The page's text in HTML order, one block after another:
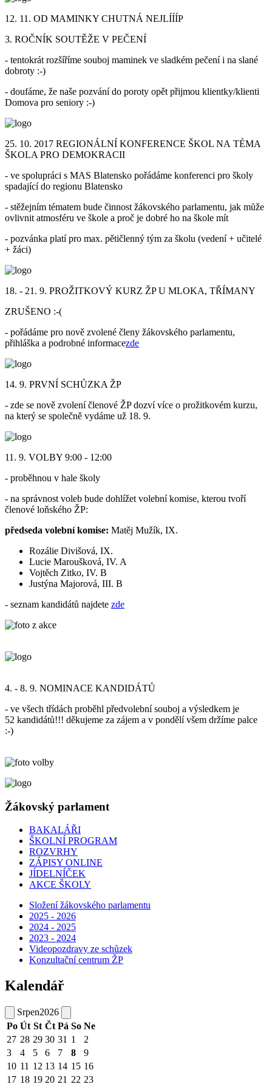
12. 11. OD MAMINKY CHUTNÁ NEJLÍÍÍP
3. ROČNÍK SOUTĚŽE V PEČENÍ
- tentokrát rozšíříme souboj maminek ve sladkém pečení i na slané
dobroty :-)
- doufáme, že naše pozvání do poroty opět přijmou klientky/klienti
Domova pro seniory :-)
25. 10. 2017 REGIONÁLNÍ KONFERENCE ŠKOL NA TÉMA
ŠKOLA PRO DEMOKRACII
- ve spolupráci s MAS Blatensko pořádáme konferenci pro školy
spadající do regionu Blatensko
- stěžejním tématem bude činnost žákovského parlamentu, jak může
ovlivnit atmosféru ve škole a proč je dobré ho na škole mít
- pozvánka platí pro max. pětičlenný tým za školu (vedení + učitelé
+ žáci)
18. - 21. 9. PROŽITKOVÝ KURZ ŽP U MLOKA, TŘÍMANY
ZRUŠENO :-(
- pořádáme pro nově zvolené členy žákovského parlamentu,
přihláška a podrobné informacezde
14. 9. PRVNÍ SCHŮZKA ŽP
- zde se nově zvolení členové ŽP dozví více o prožitkovém kurzu,
na který se společně vydáme už 18. 9.
11. 9. VOLBY 9:00 - 12:00
- proběhnou v hale školy
- na správnost voleb bude dohlížet volební komise, kterou tvoří
členové loňského ŽP:
předseda volební komise: Matěj Mužík, IX.
Rozálie Divišová, IX.
Lucie Maroušková, IV. A
Vojtěch Zitko, IV. B
Justýna Majorová, III. B
- seznam kandidátů najdete zde
4. - 8. 9. NOMINACE KANDIDÁTŮ
- ve všech třídách proběhl předvolební souboj a výsledkem je
52 kandidátů!!! děkujeme za zájem a v pondělí všem držíme palce
:-)
Žákovský parlament
BAKALÁŘI
ŠKOLNÍ PROGRAM
ROZVRHY
ZÁPISY ONLINE
JÍDELNÍČEK
AKCE ŠKOLY
Složení žákovského parlamentu
2025 - 2026
2024 - 2025
2023 - 2024
Videopozdravy ze schůzek
Konzultační centrum ŽP
Kalendář
Srpen2026
Po Út St Čt Pá So Ne
27 28 29 30 31 1
2
3
4 5 6 7 8
9
10 11 12 13 14 15 16
17 18 19 20 21 22 23